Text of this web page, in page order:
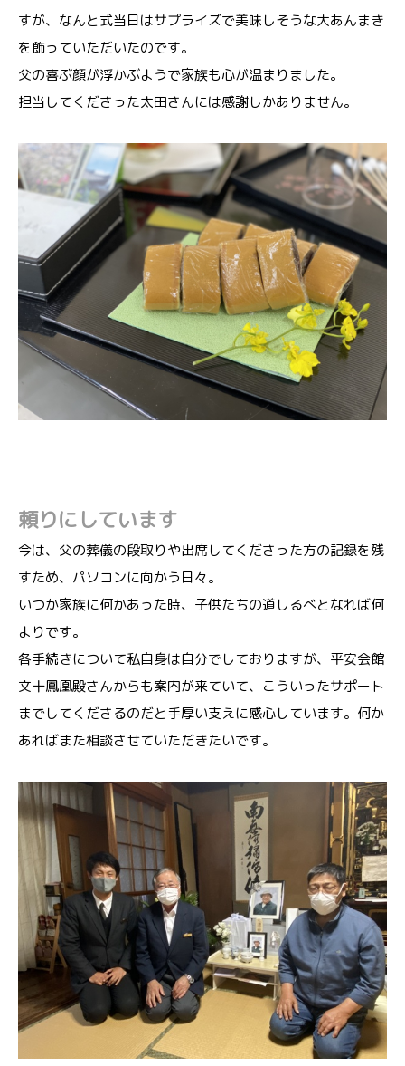
すが、なんと式当日はサプライズで美味しそうな大あんまき
を飾っていただいたのです。
父の喜ぶ顔が浮かぶようで家族も心が温まりました。
担当してくださった太田さんには感謝しかありません。
頼りにしています
今は、父の葬儀の段取りや出席してくださった方の記録を残
すため、パソコンに向かう日々。
いつか家族に何かあった時、子供たちの道しるべとなれば何
よりです。
各手続きについて私自身は自分でしておりますが、平安会館
文十鳳凰殿さんからも案内が来ていて、こういったサポート
までしてくださるのだと手厚い支えに感心しています。何か
あればまた相談させていただきたいです。